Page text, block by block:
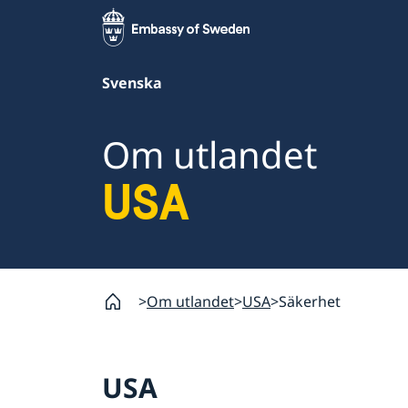
Svenska
Om utlandet
USA
Om utlandet USA Säkerhet
USA